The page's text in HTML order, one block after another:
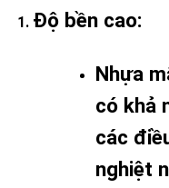
Độ bền cao:
Nhựa
có khả
các
nghiệt